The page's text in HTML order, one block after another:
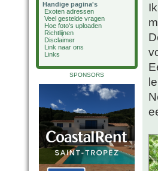
Handige pagina's
Exoten adressen
Veel gestelde vragen
Hoe foto's uploaden
Richtlijnen
Disclaimer
Link naar ons
Links
SPONSORS